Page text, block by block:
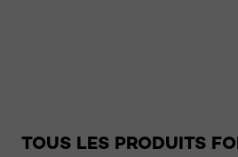
TOUS LES PRODUITS